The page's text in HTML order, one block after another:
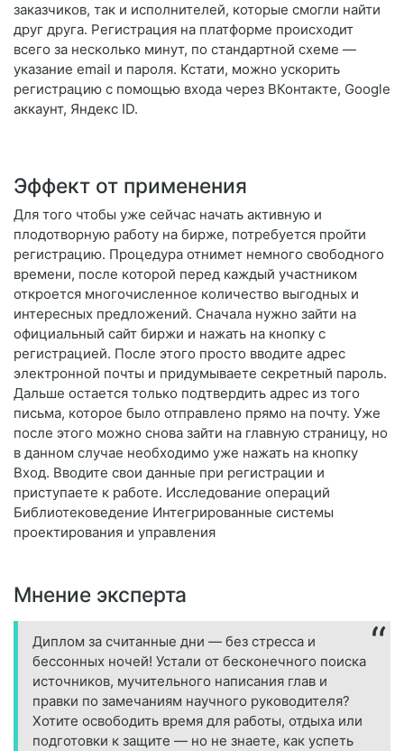
заказчиков, так и исполнителей, которые смогли найти
друг друга. Регистрация на платформе происходит
всего за несколько минут, по стандартной схеме —
указание email и пароля. Кстати, можно ускорить
регистрацию с помощью входа через ВКонтакте, Google
аккаунт, Яндекс ID.
Эффект от применения
Для того чтобы уже сейчас начать активную и
плодотворную работу на бирже, потребуется пройти
регистрацию. Процедура отнимет немного свободного
времени, после которой перед каждый участником
откроется многочисленное количество выгодных и
интересных предложений. Сначала нужно зайти на
официальный сайт биржи и нажать на кнопку с
регистрацией. После этого просто вводите адрес
электронной почты и придумываете секретный пароль.
Дальше остается только подтвердить адрес из того
письма, которое было отправлено прямо на почту. Уже
после этого можно снова зайти на главную страницу, но
в данном случае необходимо уже нажать на кнопку
Вход. Вводите свои данные при регистрации и
приступаете к работе. Исследование операций
Библиотековедение Интегрированные системы
проектирования и управления
Мнение эксперта
Диплом за считанные дни — без стресса и
бессонных ночей! Устали от бесконечного поиска
источников, мучительного написания глав и
правки по замечаниям научного руководителя?
Хотите освободить время для работы, отдыха или
подготовки к защите — но не знаете, как успеть